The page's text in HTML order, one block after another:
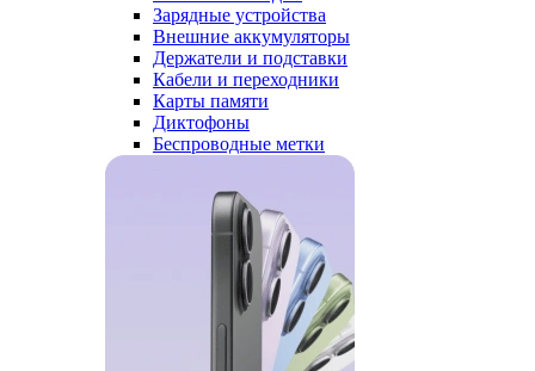
Зарядные устройства
Внешние аккумуляторы
Держатели и подставки
Кабели и переходники
Карты памяти
Диктофоны
Беспроводные метки